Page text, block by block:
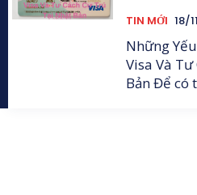
TIN MỚI 18/
Những
Visa Và
Bản Để